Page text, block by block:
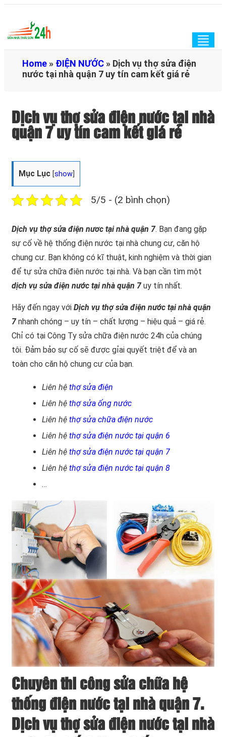
Home » ĐIỆN NƯỚC » Dịch vụ thợ sửa điện
nước tại nhà quận 7 uy tín cam kết giá rẻ
Dịch vụ thợ sửa điện nước tại nhà
quận 7 uy tín cam kết giá rẻ
Mục Lục [show
5/5 - (2 bình chọn)
Dịch vụ thợ sửa điện nươc tại nhà quận 7. Bạn đang gặp
sự cố về hệ thống điện nước tại nhà chung cư, căn hộ
chung cư. Bạn không có kĩ thuật, kinh nghiệm và thời gian
để tự sửa chữa điên nước tại nhà. Và bạn cần tìm một
dịch vụ sửa điện nước tại nhà quận 7uy tín nhất.
Hãy đến ngay với Dịch vụ thợ sửa điện nước tại nhà quận
7nhanh chóng – uy tín – chất lượng – hiệu quả – giá rẻ.
Chỉ có tại Công Ty sửa chữa điện nước 24h của chúng
tôi. Đảm bảo sự cố sẽ được gỉai quyết triệt để và an
toàn cho căn hộ chung cư của bạn.
Liên hệ thợ sửa điện
Liên hệ thợ sửa ống nước
Liên hệ thợ sửa chữa điện nước
Liên hệ thợ sửa điện nước tại quận 6
Liên hệ thợ sửa điện nước tại quận 7
Liên hệ thợ sửa điện nước tại quận 8
…
Chuyên thi công sửa chữa hệ
thống điện nước tại nhà quận 7.
Dịch vụ thợ sửa điện nước tại nhà